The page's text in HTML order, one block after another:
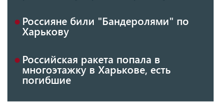
Россияне били "Бандеролями" по
Харькову
Российская ракета попала в
многоэтажку в Харькове, есть
погибшие